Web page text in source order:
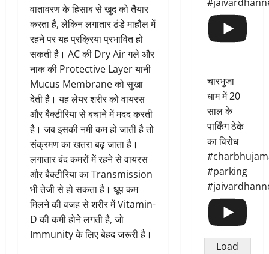
वातावरण के हिसाब से खुद को तैयार
करता है, लेकिन लगातार ठंडे माहौल में
रहने पर यह प्रक्रिया प्रभावित हो
सकती है। AC की Dry Air गले और
नाक की Protective Layer यानी
Mucus Membrane को सुखा
देती है। यह लेयर शरीर को वायरस
और बैक्टीरिया से बचाने में मदद करती
है। जब इसकी नमी कम हो जाती है तो
संक्रमण का खतरा बढ़ जाता है।
लगातार बंद कमरों में रहने से वायरस
और बैक्टीरिया का Transmission
भी तेजी से हो सकता है। धूप कम
मिलने की वजह से शरीर में Vitamin-
D की कमी होने लगती है, जो
Immunity के लिए बेहद जरूरी है।
चारभुजा
धाम में 20
साल के
पार्किंग ठेके
का विरोध
#parking
Load